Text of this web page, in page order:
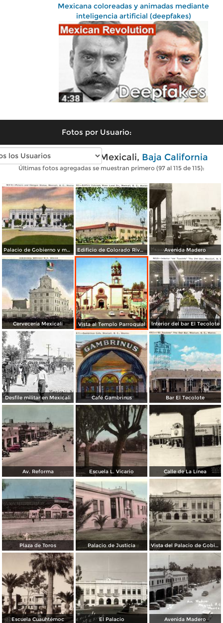
Mexicana coloreadas y animadas mediante
inteligencia artificial (deepfakes)
Fotos por Usuario:
Fotos antiguas de Mexicali, Baja California
Últimas fotos agregadas se muestran primero (97 al 115 de 115):
Palacio de Gobierno y monumento a Alvaro Obregón Edificio de Colorado River Land Company Avenida Madero
Cervecería Mexicali Vista al Templo Parroquial Interior del bar El Tecolote
Desfile militar en Mexicali Café Gambrinus Bar El Tecolote
Av. Reforma Escuela L. Vicario Calle de La Línea
Plaza de Toros Palacio de Justicia Vista del Palacio de Gobierno
Escuela Cuauhtémoc El Palacio Avenida Madero